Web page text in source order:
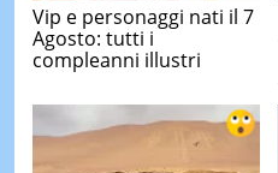
Vip e personaggi nati il 7
Agosto: tutti i
compleanni illustri